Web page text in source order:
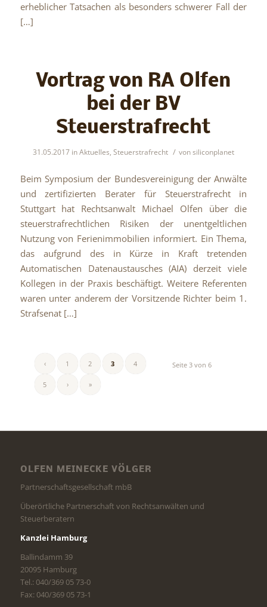
erheblicher Tatsachen als besonders schwerer Fall der
[…]
Vortrag von RA Olfen
bei der BV
Steuerstrafrecht
31.05.2017 inAktuelles, Steuerstrafrecht / vonsiliconplanet
Beim Symposium der Bundesvereinigung der Anwälte
und zertifizierten Berater für Steuerstrafrecht in
Stuttgart hat Rechtsanwalt Michael Olfen über die
steuerstrafrechtlichen Risiken der unentgeltlichen
Nutzung von Ferienimmobilien informiert. Ein Thema,
das aufgrund des in Kürze in Kraft tretenden
Automatischen Datenaustausches (AIA) derzeit viele
Kollegen in der Praxis beschäftigt. Weitere Referenten
waren unter anderem der Vorsitzende Richter beim 1.
Strafsenat […]
Seite 3 von 6
‹ 1 2 3 4
5 › »
OLFEN MEINECKE VÖLGER
Partnerschaftsgesellschaft mbB
Überörtliche Partnerschaft von Rechtsanwälten und
Steuerberatern
Kanzlei Hamburg
Ballindamm 39
20095 Hamburg
Tel.: 040/369 05 73-0
Fax: 040/369 05 73-1